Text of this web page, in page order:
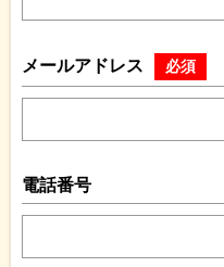
メールアドレス 必須
電話番号